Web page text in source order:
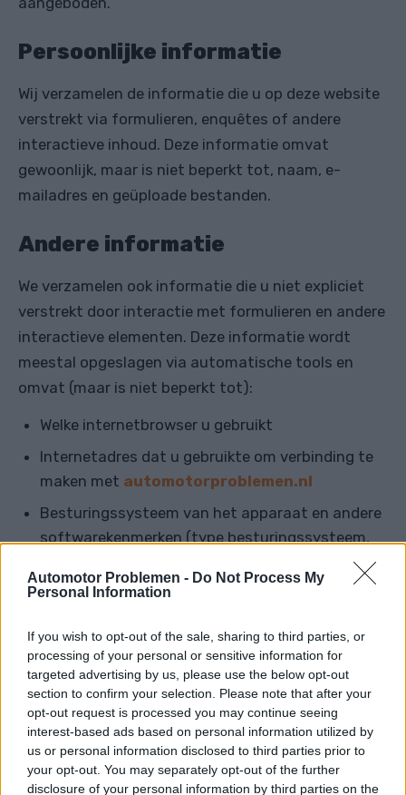
Automotor Problemen - Do Not Process My
Personal Information
If you wish to opt-out of the sale, sharing to third parties, or
processing of your personal or sensitive information for
targeted advertising by us, please use the below opt-out
section to confirm your selection. Please note that after your
opt-out request is processed you may continue seeing
interest-based ads based on personal information utilized by
us or personal information disclosed to third parties prior to
your opt-out. You may separately opt-out of the further
disclosure of your personal information by third parties on the
Persoonlijke informatie
Wij verzamelen de informatie die u op deze website
verstrekt via formulieren, enquêtes of andere
interactieve inhoud. Deze informatie omvat
gewoonlijk, maar is niet beperkt tot, naam, e-
mailadres en geüploade bestanden.
Andere informatie
We verzamelen ook informatie die u niet expliciet
verstrekt door interactie met formulieren en andere
interactieve elementen. Deze informatie wordt
meestal opgeslagen via automatische tools en
omvat (maar is niet beperkt tot):
Welke internetbrowser u gebruikt
Internetadres dat u gebruikte om verbinding te
maken met automotorproblemen.nl
Besturingssysteem van het apparaat en andere
softwarekenmerken (type besturingssysteem,
Uw IP-adres
Advertentie-ID's
We gebruiken deze informatie om de
gebruikerservaring te verbeteren, de juiste versie
van de website weer te geven, het verkeer te
analyseren en de advertenties te personaliseren.